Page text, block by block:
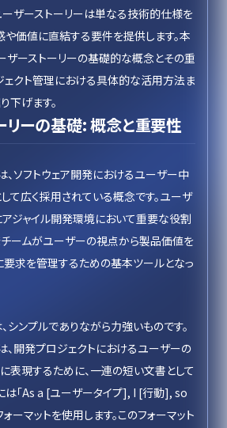
ーザーストーリーは単なる技術的仕様を
や価値に直結する要件を提供します。本
ザーストーリーの基礎的な概念とその重
ェクト管理における具体的な活用方法ま
下げます。
リーの基礎: 概念と重要性
、ソフトウェア開発におけるユーザー中
て広く採用されている概念です。ユーザ
アジャイル開発環境において重要な役割
チームがユーザーの視点から製品価値を
要求を管理するための基本ツールとなっ
シンプルでありながら力強いものです。
、開発プロジェクトにおけるユーザーの
表現するために、一連の短い文書として
は「As a [ユーザータイプ], I [行動], so
ーマットを使用します。このフォーマット